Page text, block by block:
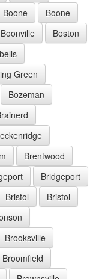
Boone
Boone
Boonville
Boston
Green
Bozeman
Brentwood
Bridgeport
Bristol
Bristol
Brooksville
Broomfield